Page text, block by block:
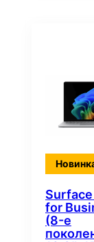
for
(8-е